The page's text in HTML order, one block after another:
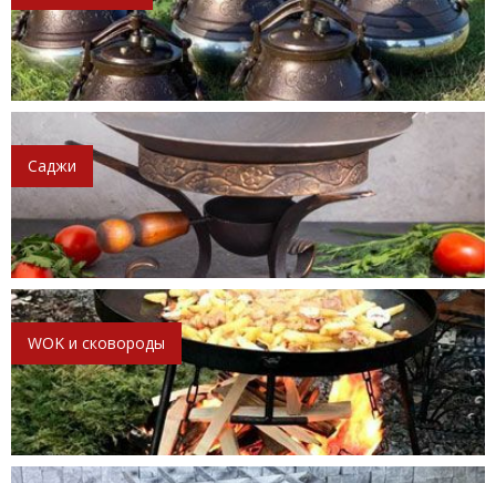
Саджи
WOK и сковороды